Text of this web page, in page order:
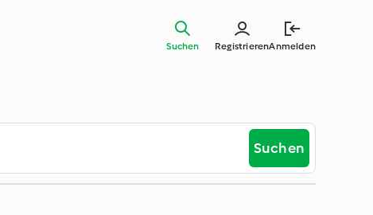
RegistrierenAnmelden
Suchen
Suchen